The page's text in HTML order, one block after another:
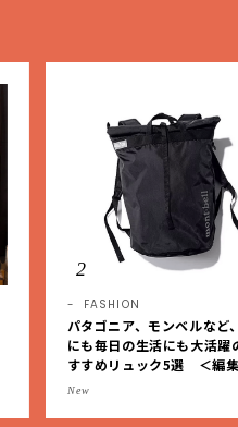
2
FASHION
パタゴニア、モンベルなど
にも毎日の生活にも大活躍
すすめリュック5選 ＜編
レクト＞【LEEマルシェ】
New